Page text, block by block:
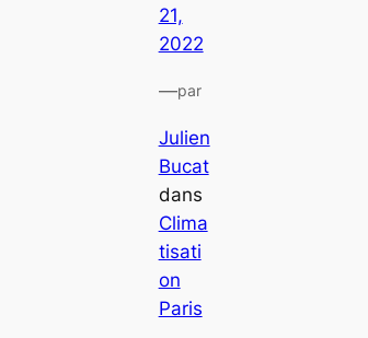
21,
2022
—par
Julien
Bucat
dans
Clima
tisati
on
Paris